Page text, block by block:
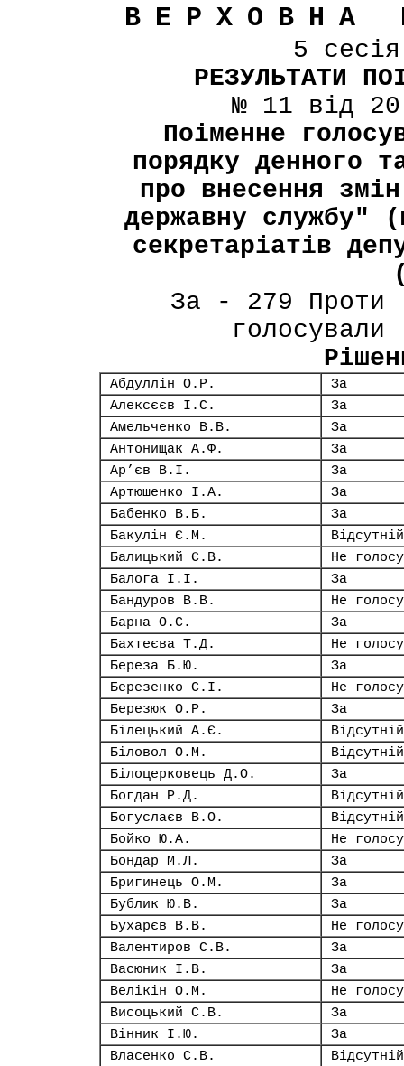
ВЕРХОВНА
5
РЕЗУЛЬТАТИ
№ 11 від
Поіменне
порядку денного
про внесення
державну службу"
секретаріатів
За - 279 Проти
Абдуллін О.Р.
За
Алексєєв І.С.
За
Амельченко В.В.
За
Антонищак А.Ф.
За
Ар’єв В.І.
За
Артюшенко І.А.
За
Бабенко В.Б.
За
Бакулін Є.М.
Відсутній
Балицький Є.В.
Не
Балога І.І.
За
Бандуров В.В.
Не
Барна О.С.
За
Бахтеєва Т.Д.
Не
Береза Б.Ю.
За
Березенко С.І.
Не
Березюк О.Р.
За
Білецький А.Є.
Відсутній
Біловол О.М.
Відсутній
Білоцерковець Д.О.
За
Богдан Р.Д.
Відсутній
Богуслаєв В.О.
Відсутній
Бойко Ю.А.
Не
Бондар М.Л.
За
Бригинець О.М.
За
Бублик Ю.В.
За
Бухарєв В.В.
Не
Валентиров С.В.
За
Васюник І.В.
За
Велікін О.М.
Не
Висоцький С.В.
За
Вінник І.Ю.
За
Власенко С.В.
Відсутній